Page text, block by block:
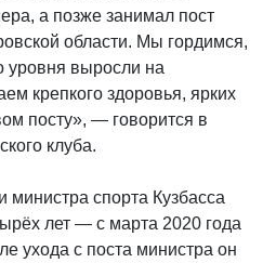
а позже занимал пост
области. Мы гордимся,
уровня выросли на
крепкого здоровья, ярких
посту», — говорится в
клуба.
спорта Кузбасса
лет — с марта 2020 года
ухода с поста министра он